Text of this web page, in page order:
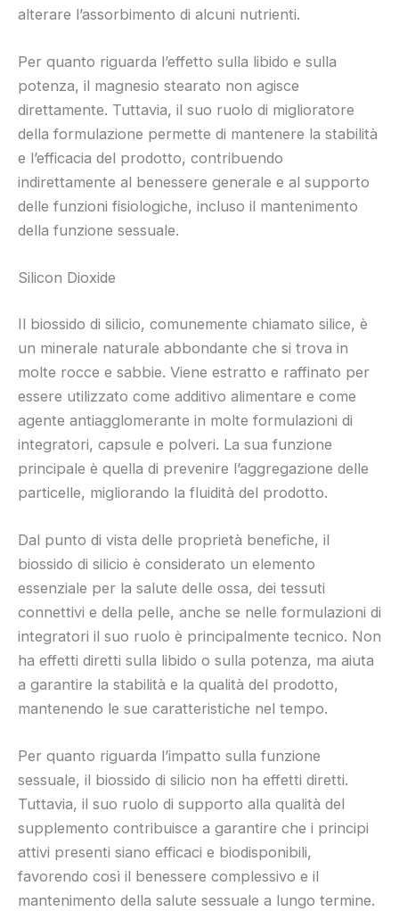
alterare l’assorbimento di alcuni nutrienti.
Per quanto riguarda l’effetto sulla libido e sulla
potenza, il magnesio stearato non agisce
direttamente. Tuttavia, il suo ruolo di miglioratore
della formulazione permette di mantenere la stabilità
e l’efficacia del prodotto, contribuendo
indirettamente al benessere generale e al supporto
delle funzioni fisiologiche, incluso il mantenimento
della funzione sessuale.
Silicon Dioxide
Il biossido di silicio, comunemente chiamato silice, è
un minerale naturale abbondante che si trova in
molte rocce e sabbie. Viene estratto e raffinato per
essere utilizzato come additivo alimentare e come
agente antiagglomerante in molte formulazioni di
integratori, capsule e polveri. La sua funzione
principale è quella di prevenire l’aggregazione delle
particelle, migliorando la fluidità del prodotto.
Dal punto di vista delle proprietà benefiche, il
biossido di silicio è considerato un elemento
essenziale per la salute delle ossa, dei tessuti
connettivi e della pelle, anche se nelle formulazioni di
integratori il suo ruolo è principalmente tecnico. Non
ha effetti diretti sulla libido o sulla potenza, ma aiuta
a garantire la stabilità e la qualità del prodotto,
mantenendo le sue caratteristiche nel tempo.
Per quanto riguarda l’impatto sulla funzione
sessuale, il biossido di silicio non ha effetti diretti.
Tuttavia, il suo ruolo di supporto alla qualità del
supplemento contribuisce a garantire che i principi
attivi presenti siano efficaci e biodisponibili,
favorendo così il benessere complessivo e il
mantenimento della salute sessuale a lungo termine.